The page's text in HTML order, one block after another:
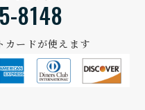
8148
カードが使えます